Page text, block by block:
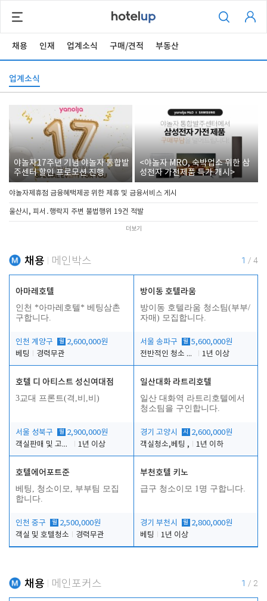
채용 인재 업계소식 구매/견적 부동산
업계소식
야놀자17주년 기념 야놀자 통합발
주센터 할인 프로모션 진행
<야놀자 MRO, 숙박업소 위한 삼
성전자 가전제품 특가 개시>
야놀자제휴점 금융혜택제공 위한 제휴 및 금융서비스 게시
울산시, 피서․행락지 주변 불법행위 19건 적발
더보기
채용 메인박스 1 / 4
아마레호텔
인천 *아마레호텔* 베팅삼촌
구합니다.
인천 계양구 월 2,600,000원
베팅
경력무관
방이동 호텔라움
방이동 호텔라움 청소팀(부부/
자매) 모집합니다.
서울 송파구 월 5,600,000원
전반적인 청소 업무(객실청소.객실정리)
1년 이상
호텔 디 아티스트 성신여대점
3교대 프론트(격,비,비)
서울 성북구 월 2,900,000원
객실판매 및 고객응대
1년 이상
일산대화 라트리호텔
일산 대화역 라트리호텔에서
청소팀을 구인합니다.
경기 고양시 시
2,600,000원
객실청소,베팅 ,
1년 이하
호텔에어포트준
베팅, 청소이모, 부부팀 모집
합니다.
인천 중구 월 2,500,000원
객실 및 호텔청소
경력무관
부천호텔 키노
급구 청소이모 1명 구합니다.
경기 부천시 월 2,800,000원
베팅
1년 이상
채용 메인포커스 1 / 2